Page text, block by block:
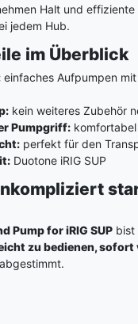
Halt und effiziente
jedem Hub.
im Überblick
einfaches Aufpumpen
kein weiteres Zubehör
Pumpgriff:
perfekt für den
Duotone iRIG SUP
Pump for iRIG SUP bist
zu bedienen, sofort